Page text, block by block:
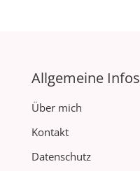
Allgemeine Infos
Über mich
Kontakt
Datenschutz